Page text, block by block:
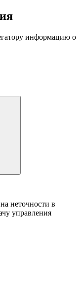
информацию о
неточности в
управления